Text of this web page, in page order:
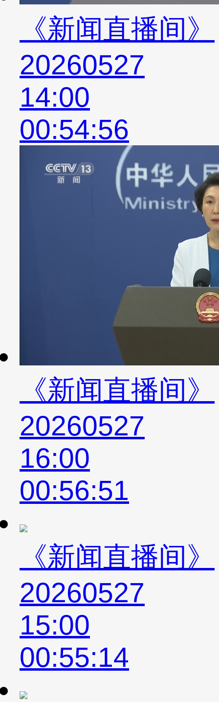
《新闻直播间》
20260527
14:00
00:54:56
《新闻直播间》
20260527
16:00
00:56:51
《新闻直播间》
20260527
15:00
00:55:14